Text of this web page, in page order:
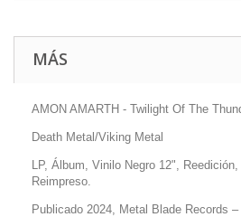
MÁS
AMON AMARTH - Twilight Of The
Death Metal/Viking Metal
LP, Álbum, Vinilo Negro 12", Reedición,
Reimpreso.
Publicado 2024, Metal Blade Records –